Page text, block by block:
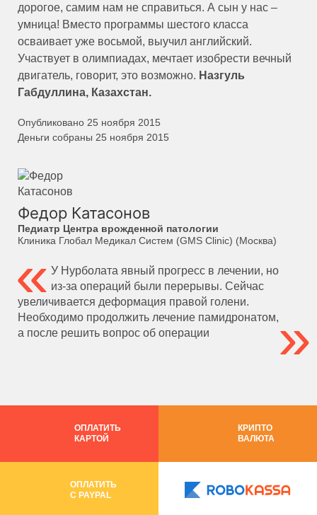
дорогое, самим нам не справиться. А сын у нас –
умница! Вместо программы шестого класса
осваивает уже восьмой, выучил английский.
Участвует в олимпиадах, мечтает изобрести вечный
двигатель, говорит, это возможно. Назгуль
Габдуллина, Казахстан.
Опубликовано 25 ноября 2015
Деньги собраны 25 ноября 2015
Федор Катасонов
Педиатр Центра врожденной патологии
Клиника Глобал Медикал Систем (GMS Clinic) (Москва)
У Нурболата явный прогресс в лечении, но
из-за операций были перерывы. Сейчас
увеличивается деформация правой голени.
Необходимо продолжить лечение памидронатом,
а после решить вопрос об операции
ОПЛАТИТЬ
КАРТОЙ
КРИПТО
ВАЛЮТА
ОПЛАТИТЬ
C PAYPAL